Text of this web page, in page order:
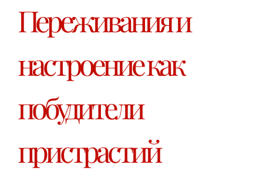
Переживания и
настроение как
побудители
пристрастий